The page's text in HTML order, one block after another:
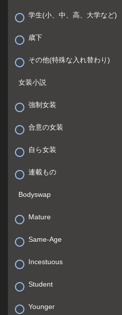
学生(小、中、高、大学など)
歳下
その他(特殊な入れ替わり)
女装小説
強制女装
合意の女装
自ら女装
連載もの
Bodyswap
Mature
Same-Age
Incestuous
Student
Younger